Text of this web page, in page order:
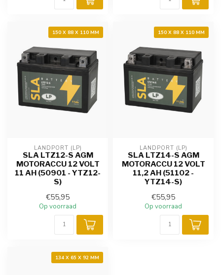
150 X 88 X 110 MM
LANDPORT (LP)
SLA LTZ12-S AGM
MOTORACCU 12 VOLT
11 AH (50901 - YTZ12-
S)
€55,95
Op voorraad
150 X 88 X 110 MM
LANDPORT (LP)
SLA LTZ14-S AGM
MOTORACCU 12 VOLT
11,2 AH (51102 -
YTZ14-S)
€55,95
Op voorraad
134 X 65 X 92 MM